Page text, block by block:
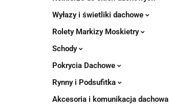
Wyłazy i świetliki dachowe
Rolety Markizy Moskietry
Schody
Pokrycia Dachowe
Rynny i Podsufitka
Akcesoria i komunikacja dachowa